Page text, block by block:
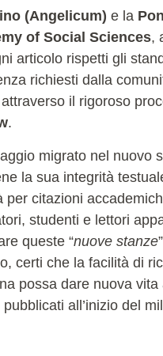
(Angelicum) e la
of Social Sciences,
articolo rispetti gli
richiesti dalla
il rigoroso
.
migrato nel nuovo
la sua integrità
per citazioni
studenti e lettori
queste “nuove stanze
certi che la facilità di
possa dare nuova vita
all’inizio del